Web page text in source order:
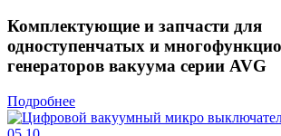
Комплектующие и запчасти для
одноступенчатых и
генераторов вакуума серии AVG
Подробнее